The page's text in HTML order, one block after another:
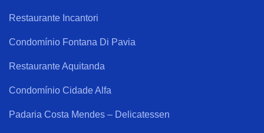
Restaurante Incantori
Condomínio Fontana Di Pavia
Restaurante Aquitanda
Condomínio Cidade Alfa
Padaria Costa Mendes – Delicatessen